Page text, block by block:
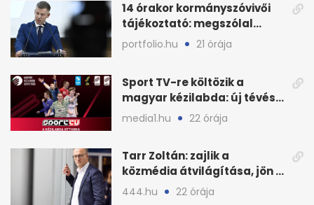
14 órakor kormányszóvivői
tájékoztató: megszólal
Magyar Péter is
portfolio.hu 21 órája
Sport TV-re költözik a
magyar kézilabda: új tévés
megállapodás
media1.hu 22 órája
Tarr Zoltán: zajlik a
közmédia átvilágítása, jön a
nyilvános véleményezés
444.hu 22 órája